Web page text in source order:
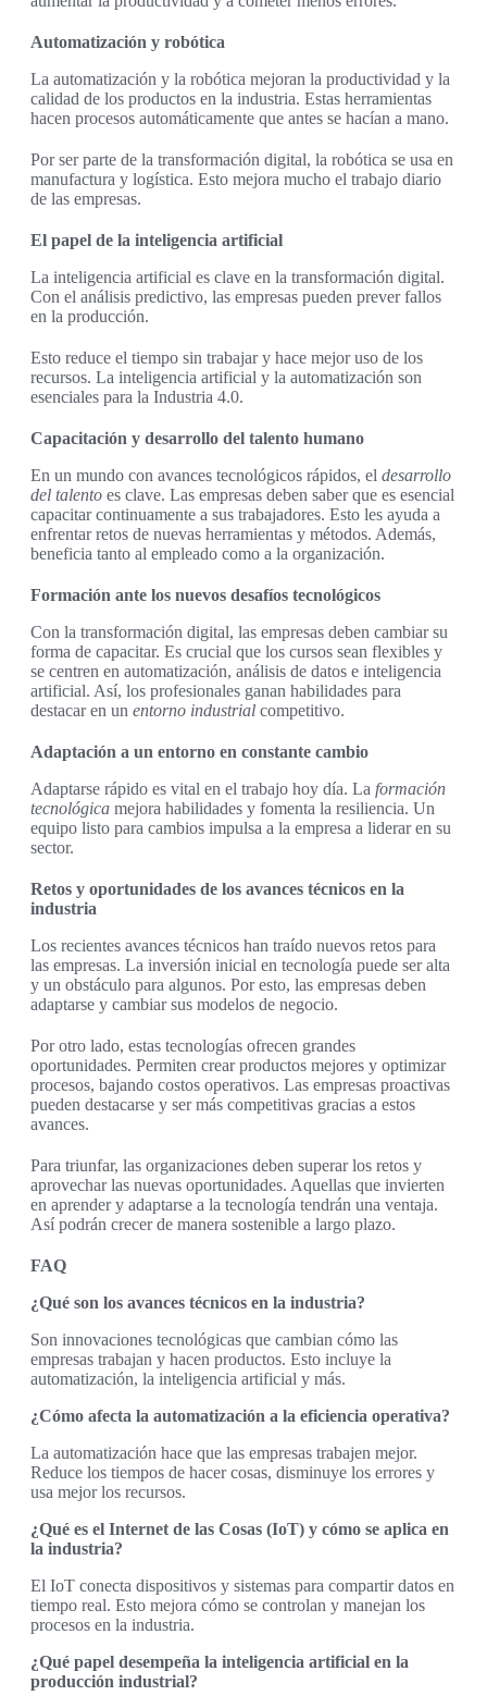
Automatización y robótica
La automatización y la robótica mejoran la productividad y la
calidad de los productos en la industria. Estas herramientas
hacen procesos automáticamente que antes se hacían a mano.
Por ser parte de la transformación digital, la robótica se usa en
manufactura y logística. Esto mejora mucho el trabajo diario
de las empresas.
El papel de la inteligencia artificial
La inteligencia artificial es clave en la transformación digital.
Con el análisis predictivo, las empresas pueden prever fallos
en la producción.
Esto reduce el tiempo sin trabajar y hace mejor uso de los
recursos. La inteligencia artificial y la automatización son
esenciales para la Industria 4.0.
Capacitación y desarrollo del talento humano
En un mundo con avances tecnológicos rápidos, el desarrollo
del talento es clave. Las empresas deben saber que es esencial
capacitar continuamente a sus trabajadores. Esto les ayuda a
enfrentar retos de nuevas herramientas y métodos. Además,
beneficia tanto al empleado como a la organización.
Formación ante los nuevos desafíos tecnológicos
Con la transformación digital, las empresas deben cambiar su
forma de capacitar. Es crucial que los cursos sean flexibles y
se centren en automatización, análisis de datos e inteligencia
artificial. Así, los profesionales ganan habilidades para
destacar en un entorno industrial competitivo.
Adaptación a un entorno en constante cambio
Adaptarse rápido es vital en el trabajo hoy día. La formación
tecnológica mejora habilidades y fomenta la resiliencia. Un
equipo listo para cambios impulsa a la empresa a liderar en su
sector.
Retos y oportunidades de los avances técnicos en la
industria
Los recientes avances técnicos han traído nuevos retos para
las empresas. La inversión inicial en tecnología puede ser alta
y un obstáculo para algunos. Por esto, las empresas deben
adaptarse y cambiar sus modelos de negocio.
Por otro lado, estas tecnologías ofrecen grandes
oportunidades. Permiten crear productos mejores y optimizar
procesos, bajando costos operativos. Las empresas proactivas
pueden destacarse y ser más competitivas gracias a estos
avances.
Para triunfar, las organizaciones deben superar los retos y
aprovechar las nuevas oportunidades. Aquellas que invierten
en aprender y adaptarse a la tecnología tendrán una ventaja.
Así podrán crecer de manera sostenible a largo plazo.
FAQ
¿Qué son los avances técnicos en la industria?
Son innovaciones tecnológicas que cambian cómo las
empresas trabajan y hacen productos. Esto incluye la
automatización, la inteligencia artificial y más.
¿Cómo afecta la automatización a la eficiencia operativa?
La automatización hace que las empresas trabajen mejor.
Reduce los tiempos de hacer cosas, disminuye los errores y
usa mejor los recursos.
¿Qué es el Internet de las Cosas (IoT) y cómo se aplica en
la industria?
El IoT conecta dispositivos y sistemas para compartir datos en
tiempo real. Esto mejora cómo se controlan y manejan los
procesos en la industria.
¿Qué papel desempeña la inteligencia artificial en la
producción industrial?